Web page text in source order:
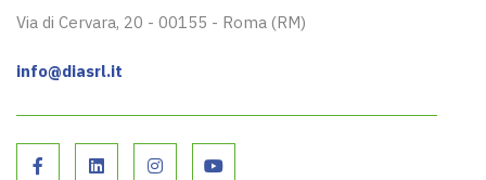
Via di Cervara, 20 - 00155 - Roma (RM)
info@diasrl.it